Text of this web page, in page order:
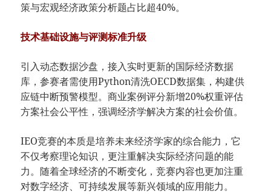
策与宏观经济政策分析题占比超40%。
技术基础设施与评测标准升级
引入动态数据沙盘，接入实时更新的国际经济数据
库，参赛者需使用Python清洗OECD数据集，构建供
应链中断预警模型。商业案例评分新增20%权重评估
方案社会公平性，强调经济学解决方案的社会价值。
IEO竞赛的本质是培养未来经济学家的综合能力，它
不仅考察理论知识，更注重解决实际经济问题的能
力。随着全球经济的不断变化，竞赛内容也更加注重
对数字经济、可持续发展等新兴领域的应用能力。